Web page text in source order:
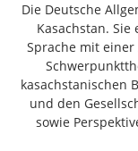
Die Deutsche
Kasachstan.
Sprache mit einer
kasachstanischen
und den
sowie